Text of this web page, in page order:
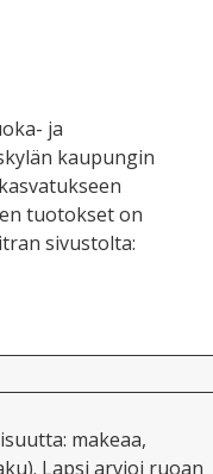
ja
kaupungin
tuotokset on
sivustolta:
makeaa,
Lapsi arvioi ruoan